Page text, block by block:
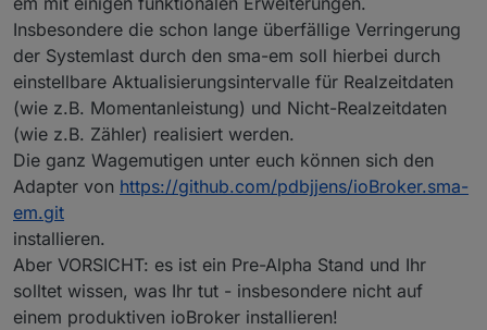
Insbesondere die schon lange überfällige Verringerung
der Systemlast durch den sma-em soll hierbei durch
einstellbare Aktualisierungsintervalle für Realzeitdaten
(wie z.B. Momentanleistung) und Nicht-Realzeitdaten
(wie z.B. Zähler) realisiert werden.
Die ganz Wagemutigen unter euch können sich den
Adapter von https://github.com/pdbjjens/ioBroker.sma-
em.git
installieren.
Aber VORSICHT: es ist ein Pre-Alpha Stand und Ihr
solltet wissen, was Ihr tut - insbesondere nicht auf
einem produktiven ioBroker installieren!